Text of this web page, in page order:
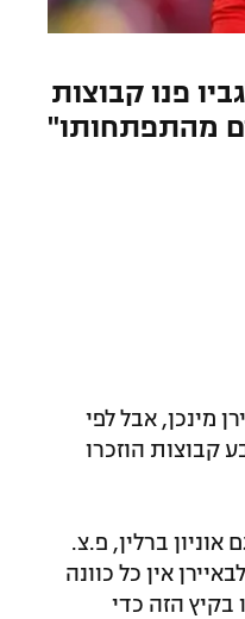
פנו קבוצות
מהתפתחותו"
מינכן, אבל לפי
קבוצות הוזכרו
ברלין, פ.צ.
אין כל כוונה
הזה כדי